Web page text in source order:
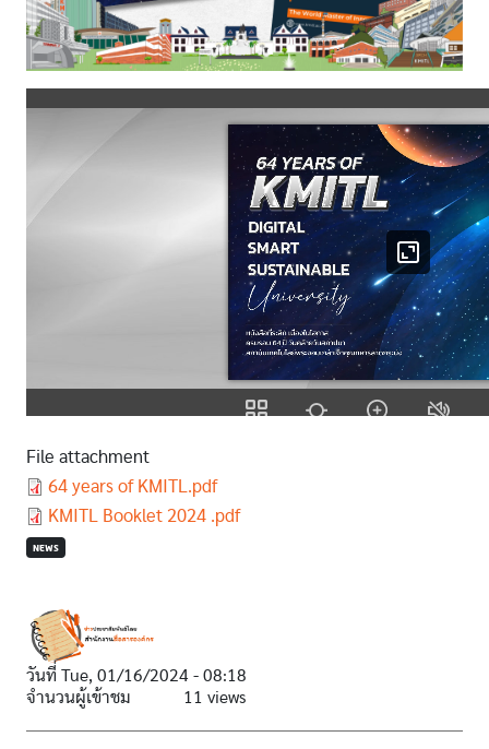
File attachment
Document
64 years of KMITL.pdf
Document
KMITL Booklet 2024 .pdf
NEWS
วันที่ Tue, 01/16/2024 - 08:18
จำนวนผู้เข้าชม
11 views